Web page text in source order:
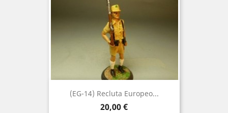
(EG-14) Recluta Europeo...
Precio
20,00 €